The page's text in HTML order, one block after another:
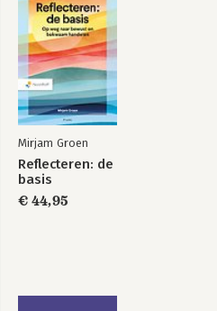
Mirjam Groen
Reflecteren: de
basis
€ 44,95